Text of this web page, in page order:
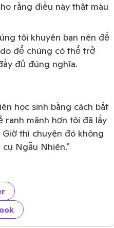
rằng điều này thật màu
tôi khuyên bạn nên để
để chúng có thể trở
đủ đúng nghĩa.
học sinh bằng cách bắt
ranh mãnh hơn tôi đã lấy
thì chuyện đó không
Ngẫu Nhiên."